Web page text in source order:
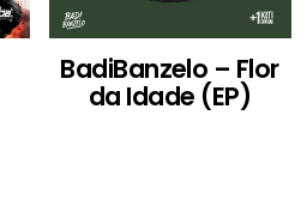
BadiBanzelo – Flor
da Idade (EP)